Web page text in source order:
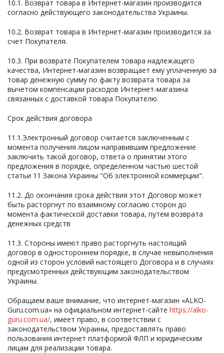
10.1. Возврат товара в Интернет-магазин производится
согласно действующего законодательства Украины.
10.2. Возврат товара в Интернет-магазин производится за
счет Покупателя.
10.3. При возврате Покупателем товара надлежащего
качества, Интернет-магазин возвращает ему уплаченную за
товар денежную сумму по факту возврата товара за
вычетом компенсации расходов Интернет-магазина
связанных с доставкой товара Покупателю.
Срок действия договора
11.1.Электронный договор считается заключенным с
момента получения лицом направившим предложение
заключить такой договор, ответа о принятии этого
предложения в порядке, определенном частью шестой
статьи 11 Закона Украины "Об электронной коммерции".
11.2. До окончания срока действия этот Договор может
быть расторгнут по взаимному согласию сторон до
момента фактической доставки товара, путем возврата
денежных средств
11.3. Стороны имеют право расторгнуть настоящий
договор в одностороннем порядке, в случае невыполнения
одной из сторон условий настоящего Договора и в случаях
предусмотренных действующим законодательством
Украины.
Обращаем ваше внимание, что интернет-магазин «ALKO-
Guru.com.ua» на официальном интернет-сайте https://alko-
guru.com.ua/, имеет право, в соответствии с
законодательством Украины, предоставлять право
пользования интернет платформой ФЛП и юридическим
лицам для реализации товара.